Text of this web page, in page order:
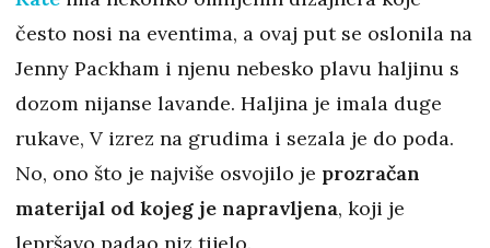
često nosi na eventima, a ovaj put se oslonila na
Jenny Packham i njenu nebesko plavu haljinu s
dozom nijanse lavande. Haljina je imala duge
rukave, V izrez na grudima i sezala je do poda.
No, ono što je najviše osvojilo je prozračan
materijal od kojeg je napravljena, koji je
lepršavo padao niz tijelo.